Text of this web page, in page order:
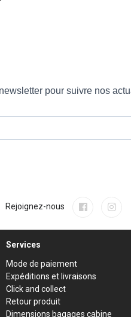
Rejoignez-nous
Services
Mode de paiement
Expéditions et livraisons
Click and collect
Retour produit
Dimensions bagages cabine